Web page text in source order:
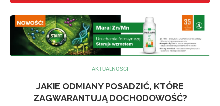
AKTUALNOŚCI
JAKIE ODMIANY POSADZIĆ, KTÓRE
ZAGWARANTUJĄ DOCHODOWOŚĆ?